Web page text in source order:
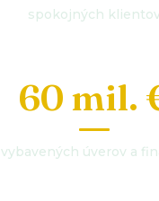
spokojných klientov
60 mil.
vybavených úverov a